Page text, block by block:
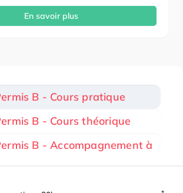
En savoir plus
B - Cours pratique
B - Cours théorique
B - Accompagnement à